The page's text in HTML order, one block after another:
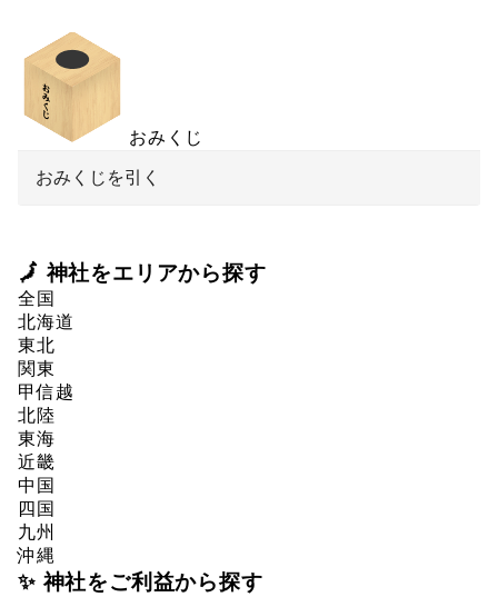
おみくじ
おみくじを引く
🗾 神社をエリアから探す
全国
北海道
東北
関東
甲信越
北陸
東海
近畿
中国
四国
九州
沖縄
✨ 神社をご利益から探す